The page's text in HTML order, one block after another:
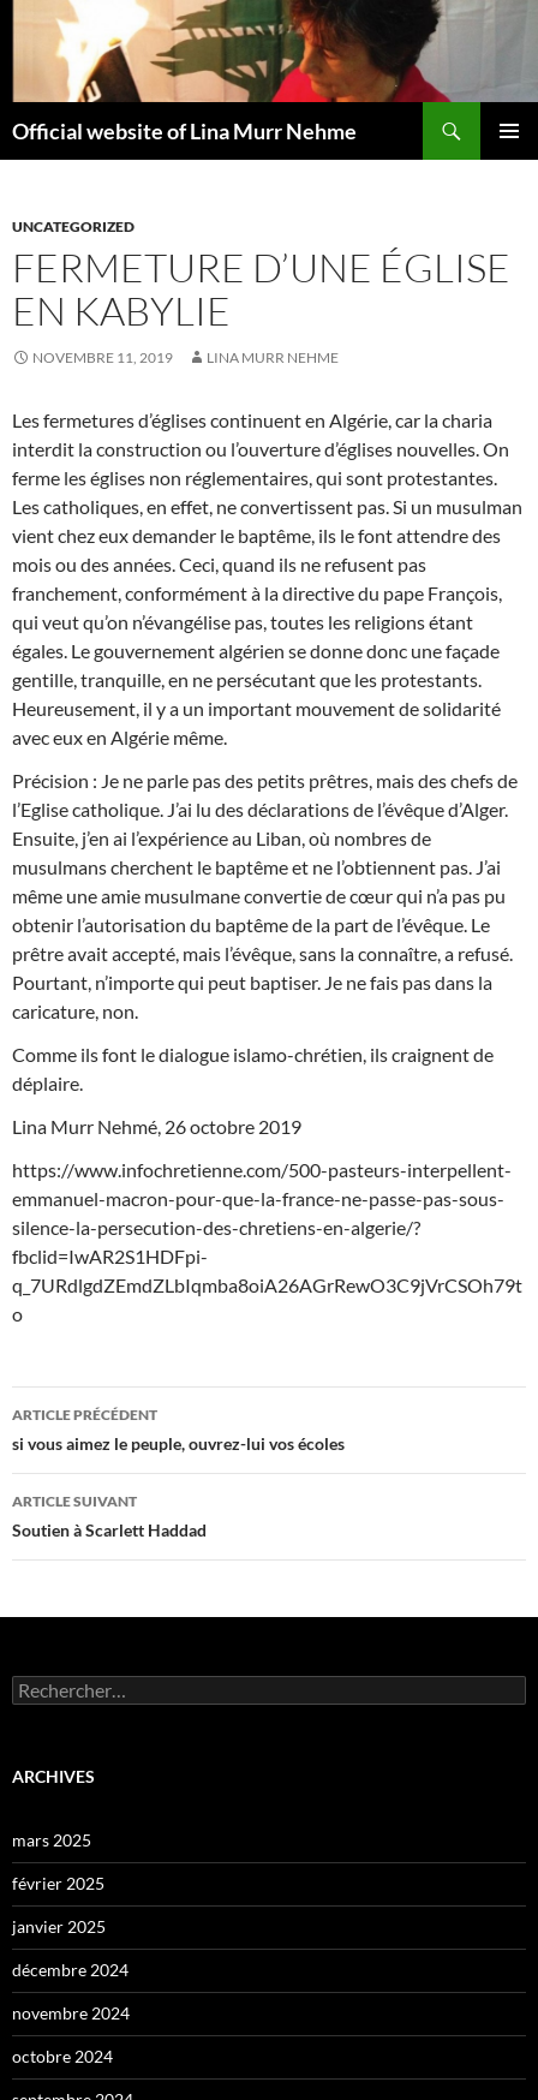
contenu
Official website of Lina Murr Nehme
UNCATEGORIZED
FERMETURE D’UNE ÉGLISE
EN KABYLIE
NOVEMBRE 11, 2019 LINA MURR NEHME
Les fermetures d’églises continuent en Algérie, car la charia
interdit la construction ou l’ouverture d’églises nouvelles. On
ferme les églises non réglementaires, qui sont protestantes.
Les catholiques, en effet, ne convertissent pas. Si un musulman
vient chez eux demander le baptême, ils le font attendre des
mois ou des années. Ceci, quand ils ne refusent pas
franchement, conformément à la directive du pape François,
qui veut qu’on n’évangélise pas, toutes les religions étant
égales. Le gouvernement algérien se donne donc une façade
gentille, tranquille, en ne persécutant que les protestants.
Heureusement, il y a un important mouvement de solidarité
avec eux en Algérie même.
Précision : Je ne parle pas des petits prêtres, mais des chefs de
l’Eglise catholique. J’ai lu des déclarations de l’évêque d’Alger.
Ensuite, j’en ai l’expérience au Liban, où nombres de
musulmans cherchent le baptême et ne l’obtiennent pas. J’ai
même une amie musulmane convertie de cœur qui n’a pas pu
obtenir l’autorisation du baptême de la part de l’évêque. Le
prêtre avait accepté, mais l’évêque, sans la connaître, a refusé.
Pourtant, n’importe qui peut baptiser. Je ne fais pas dans la
caricature, non.
Comme ils font le dialogue islamo-chrétien, ils craignent de
déplaire.
Lina Murr Nehmé, 26 octobre 2019
https://www.infochretienne.com/500-pasteurs-interpellent-
emmanuel-macron-pour-que-la-france-ne-passe-pas-sous-
silence-la-persecution-des-chretiens-en-algerie/?
fbclid=IwAR2S1HDFpi-
q_7URdlgdZEmdZLbIqmba8oiA26AGrRewO3C9jVrCSOh79t
o
Navigation
des
articles
ARTICLE PRÉCÉDENT
si vous aimez le peuple, ouvrez-lui vos écoles
ARTICLE SUIVANT
Soutien à Scarlett Haddad
Rechercher :
ARCHIVES
mars 2025
février 2025
janvier 2025
décembre 2024
novembre 2024
octobre 2024